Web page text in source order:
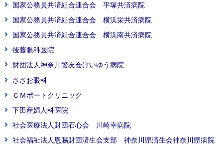
国家公務員共済組合連合会 平塚共済病院
国家公務員共済組合連合会 横浜栄共済病院
国家公務員共済組合連合会 横浜南共済病院
後藤眼科医院
財団法人神奈川警友会けいゆう病院
ささお眼科
ＣＭポートクリニック
下田産婦人科医院
社会医療法人財団石心会 川崎幸病院
社会福祉法人恩賜財団済生会支部 神奈川県済生会神奈川県病院